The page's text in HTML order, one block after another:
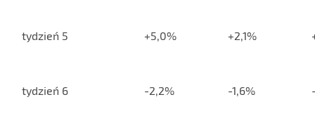
tydzień 5 +5,0% +2,1%
tydzień 6 -2,2% -1,6%